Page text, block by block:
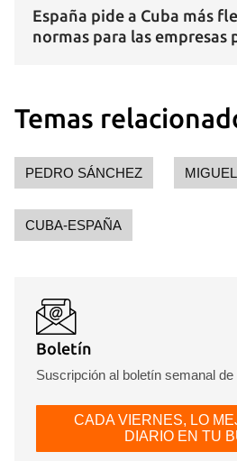
Para poder guardar como
España pide a Cuba más
normas para las empresas
Temas
PEDRO SÁNCHEZ
CUBA-ESPAÑA
Boletín
Suscripción al boletín semanal de
CADA VIERNES, LO
DIARIO EN TU